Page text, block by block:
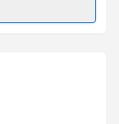
talebi
için bir